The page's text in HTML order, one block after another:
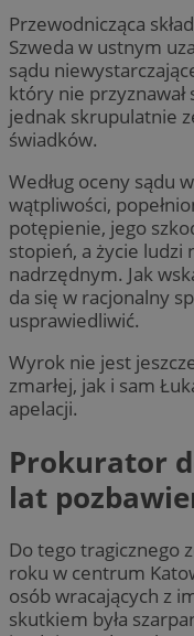
Przewodnicząca
Szweda w ustnym
sądu
który nie przyznawał
jednak skrupulatnie
świadków.
Według oceny sądu
wątpliwości,
potępienie, jego
stopień, a życie ludzi
nadrzędnym. Jak
da się w racjonalny
usprawiedliwić.
Wyrok nie jest
zmarłej, jak i sam
apelacji.
Prokurator
lat
Do tego tragicznego
roku w centrum
osób wracających z
skutkiem była